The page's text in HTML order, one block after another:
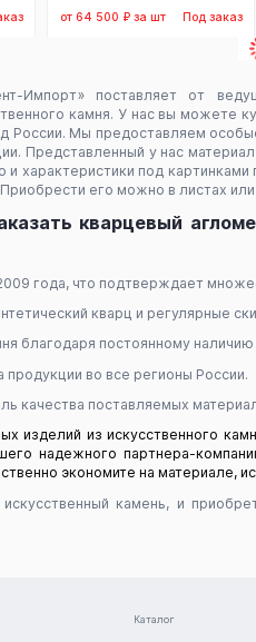
от 64 500 ₽ за шт Под заказ
Импорт» поставляет от
камня. У нас вы можете
России. Мы предоставляем
Представленный у нас
и характеристики под
его можно в листах или
кварцевый
года, что подтверждает
кварц и регулярные
благодаря постоянному наличию
продукции во все регионы России.
качества поставляемых
изделий из искусственного
надежного партнера-
экономите на материале,
искусственный камень, и
Каталог